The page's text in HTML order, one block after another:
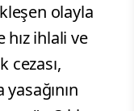
olayla
ihlali ve
cezası,